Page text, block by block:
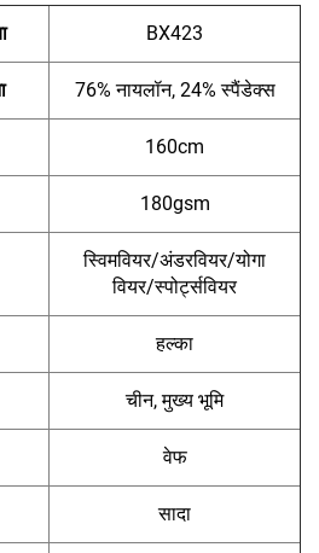
BX423
76% नायलॉन, 24% स्पैंडेक्स
160cm
180gsm
स्विमवियर/अंडरवियर/योगा
वियर/स्पोर्ट्सवियर
हल्का
चीन, मुख्य भूमि
वेफ
सादा